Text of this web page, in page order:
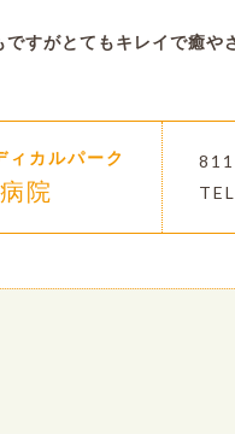
ですがとてもキレイで癒や
ィカルパーク
院